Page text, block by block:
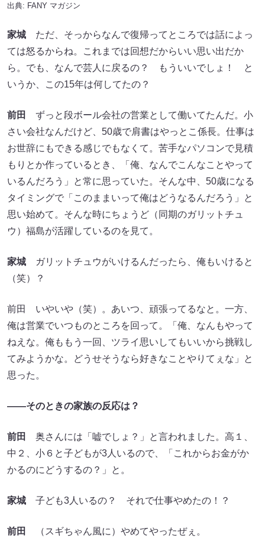
出典: FANY マガジン
家城 ただ、そっからなんで復帰ってところでは話によっ
ては怒るからね。これまでは回想だからいい思い出だか
ら。でも、なんで芸人に戻るの？ もういいでしょ！ と
いうか、この15年は何してたの？
前田
ずっと段ボール会社の営業として働いてたんだ。小
さい会社なんだけど、50歳で肩書はやっとこ係長。仕事は
お世辞にもできる感じでもなくて。苦手なパソコンで見積
もりとか作っているとき、「俺、なんでこんなことやって
いるんだろう」と常に思っていた。そんな中、50歳になる
タイミングで「このままいって俺はどうなるんだろう」と
思い始めて。そんな時にちょうど（同期のガリットチュ
ウ）福島が活躍しているのを見て。
家城 ガリットチュウがいけるんだったら、俺もいけると
（笑）？
前田 いやいや（笑）。あいつ、頑張ってるなと。一方、
俺は営業でいつものところを回って。「俺、なんもやって
ねえな。俺ももう一回、ツライ思いしてもいいから挑戦し
てみようかな。どうせそうなら好きなことやりてぇな」と
思った。
――そのときの家族の反応は？
前田
奥さんには「嘘でしょ？」と言われました。高１、
中２、小６と子どもが3人いるので、「これからお金がか
かるのにどうするの？」と。
家城 子ども3人いるの？ それで仕事やめたの！？
前田 （スギちゃん風に）やめてやったぜぇ。